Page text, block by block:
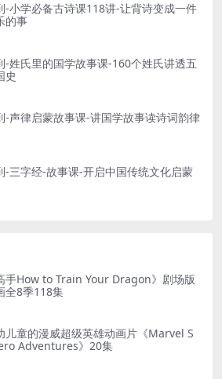
-小学必备古诗课118讲-让背诗变成一件
的事
-姓氏里的国学故事课-160个姓氏讲透五
史
-声律启蒙故事课-讲国学故事读诗词韵律
-三字经-故事课-开启中国传统文化启蒙
手How to Train Your Dragon》剧场版
全8季118集
儿童的漫威超级英雄动画片《Marvel S
Adventures》20集